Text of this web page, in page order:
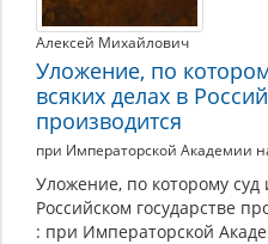
Алексей Михайлович
Уложение, по
всяких делах в
производится
при Императорской Академии
Уложение, по которому суд
Российском государстве
: при Императорской